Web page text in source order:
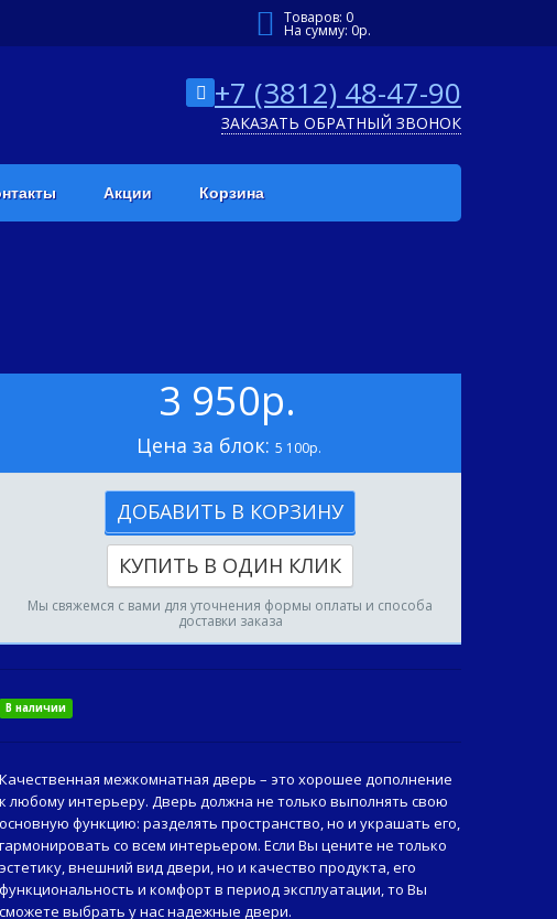
Товаров: 0
На сумму: 0р.
+7 (3812) 48-47-90
ЗАКАЗАТЬ ОБРАТНЫЙ ЗВОНОК
Акции Корзина
3 950р.
Цена за блок: 5 100р.
ДОБАВИТЬ В КОРЗИНУ
КУПИТЬ В ОДИН КЛИК
Мы свяжемся с вами для уточнения формы оплаты и способа
доставки заказа
В наличии
Качественная межкомнатная дверь – это хорошее дополнение
к любому интерьеру. Дверь должна не только выполнять свою
основную функцию: разделять пространство, но и украшать его,
гармонировать со всем интерьером. Если Вы цените не только
эстетику, внешний вид двери, но и качество продукта, его
функциональность и комфорт в период эксплуатации, то Вы
сможете выбрать у нас надежные двери.